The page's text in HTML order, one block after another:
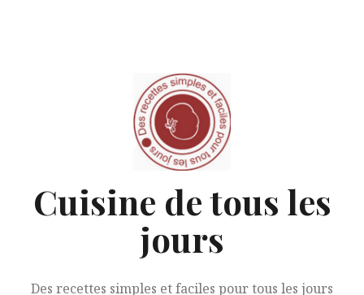
Cuisine de tous les
jours
Des recettes simples et faciles pour tous les jours